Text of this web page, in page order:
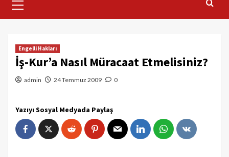
Menu
Engelli Hakları
İş-Kur’a Nasıl Müracaat Etmelisiniz?
admin 24 Temmuz 2009 0
Yazıyı Sosyal Medyada Paylaş